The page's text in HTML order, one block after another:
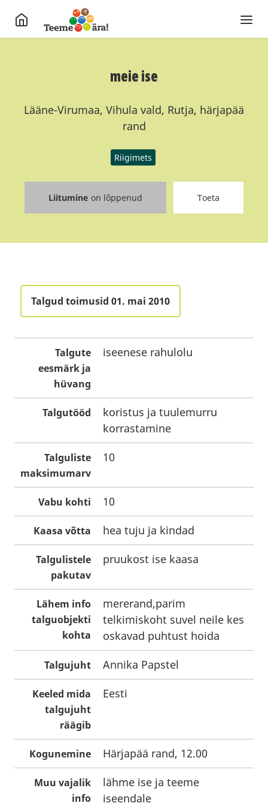
meie ise
Lääne-Virumaa, Vihula vald, Rutja, härjapää
rand
Riigimets
Liitumine on lõppenud Toeta
Talgud toimusid 01. mai 2010
Talgute
eesmärk ja
hüvang
iseenese rahulolu
Talgutööd
koristus ja tuulemurru
korrastamine
Talguliste
maksimumarv
10
Vabu kohti 10
Kaasa võtta hea tuju ja kindad
Talgulistele
pakutav
pruukost ise kaasa
Lähem info
talguobjekti
kohta
mererand,parim
telkimiskoht suvel neile kes
oskavad puhtust hoida
Talgujuht Annika Papstel
Keeled mida
talgujuht
räägib
Eesti
Kogunemine Härjapää rand, 12.00
Muu vajalik
info
lähme ise ja teeme
iseendale